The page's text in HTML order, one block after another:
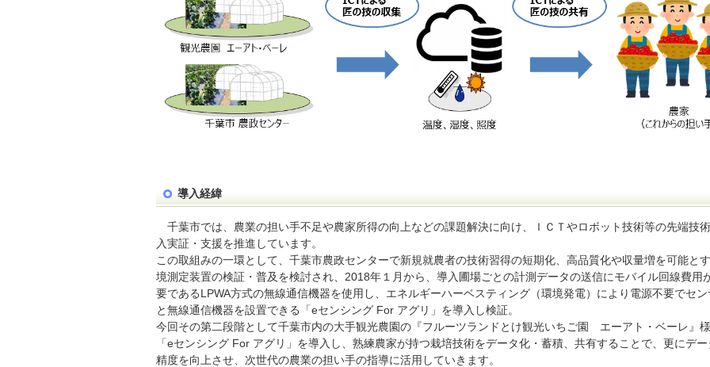
導入経緯
千葉市では、農業の担い手不足や農家所得の向上などの課題解決に向け、ＩＣＴやロボット技術等の先端技
入実証・支援を推進しています。
この取組みの一環として、千葉市農政センターで新規就農者の技術習得の短期化、高品質化や収量増を可能と
境測定装置の検証・普及を検討され、2018年１月から、導入圃場ごとの計測データの送信にモバイル回線費用
要であるLPWA方式の無線通信機器を使用し、エネルギーハーベスティング（環境発電）により電源不要でセン
と無線通信機器を設置できる「eセンシング For アグリ」を導入し検証。
今回その第二段階として千葉市内の大手観光農園の『フルーツランドとけ観光いちご園 エーアト・ベーレ』
「eセンシング For アグリ」を導入し、熟練農家が持つ栽培技術をデータ化・蓄積、共有することで、更にデ
精度を向上させ、次世代の農業の担い手の指導に活用していきます。